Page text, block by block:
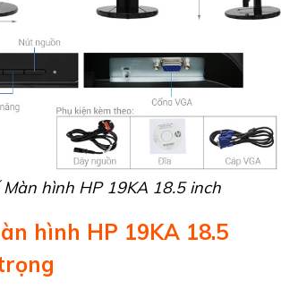
Màn hình HP 19KA 18.5 inch
hình HP 19KA 18.5